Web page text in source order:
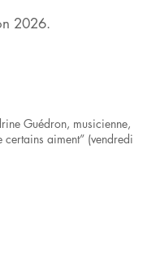
2026.
Guédron, musicienne,
certains aiment” (vendredi